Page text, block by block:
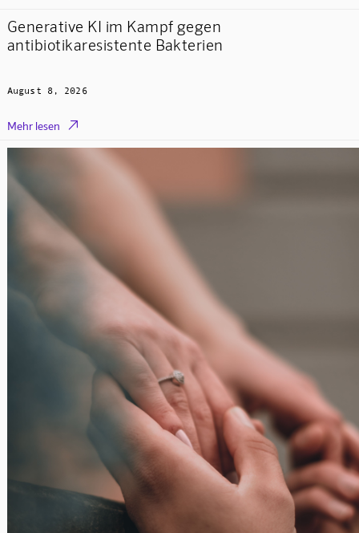
Generative KI im Kampf gegen
antibiotikaresistente Bakterien
August 8, 2026
Mehr lesen 